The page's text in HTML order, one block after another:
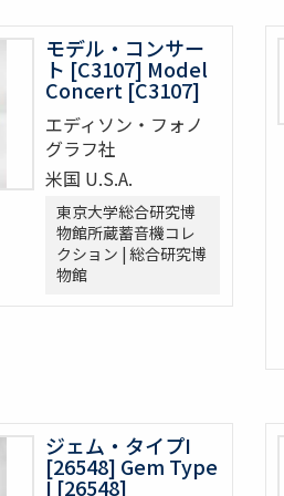
モデル・コンサー
ト [C3107] Model
Concert [C3107]
エディソン・フォノ
グラフ社
米国 U.S.A.
東京大学総合研究博
物館所蔵蓄音機コレ
クション | 総合研究博
物館
ジェム・タイプI
[26548] Gem Type
I [26548]